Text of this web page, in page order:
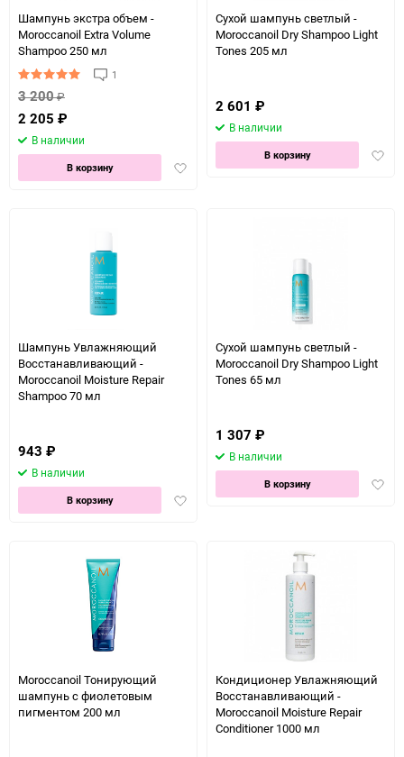
Шампунь экстра объем -
Moroccanoil Extra Volume
Shampoo 250 мл
1
3 200₽
2 205 ₽
В наличии
Добавить
В корзину
Сухой шампунь светлый -
Moroccanoil Dry Shampoo Light
Tones 205 мл
2 601 ₽
В наличии
В корзину
Шампунь Увлажняющий
Восстанавливающий -
Moroccanoil Moisture Repair
Shampoo 70 мл
943 ₽
В наличии
Добавить
В корзину
Сухой шампунь светлый -
Moroccanoil Dry Shampoo Light
Tones 65 мл
1 307 ₽
В наличии
В корзину
Moroccanoil Тонирующий
шампунь с фиолетовым
пигментом 200 мл
Кондиционер Увлажняющий
Восстанавливающий -
Moroccanoil Moisture Repair
Conditioner 1000 мл